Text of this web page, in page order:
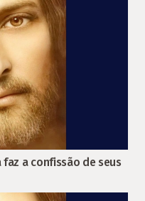
faz a confissão de seus